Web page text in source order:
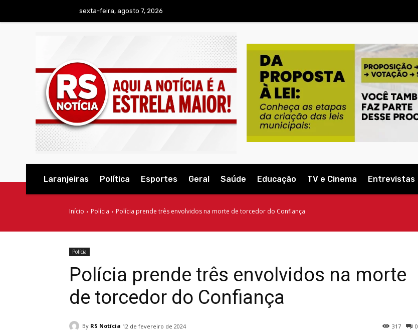
sexta-feira, agosto 7, 2026
Laranjeiras Política Esportes Geral Saúde Educação TV e Cinema Entrevistas
Início Polícia Polícia prende três envolvidos na morte de torcedor do Confiança
Polícia
Polícia prende três envolvidos na morte
de torcedor do Confiança
By RS Notícia 12 de fevereiro de 2024 0
317